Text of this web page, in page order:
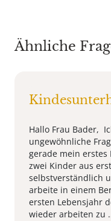
Ähnliche
Hallo Frau Bader,
ungewöhnliche
gerade mein
zwei Kinder aus
selbstverständlich
arbeite in einem
ersten Lebensjahr
wieder arbeiten zu